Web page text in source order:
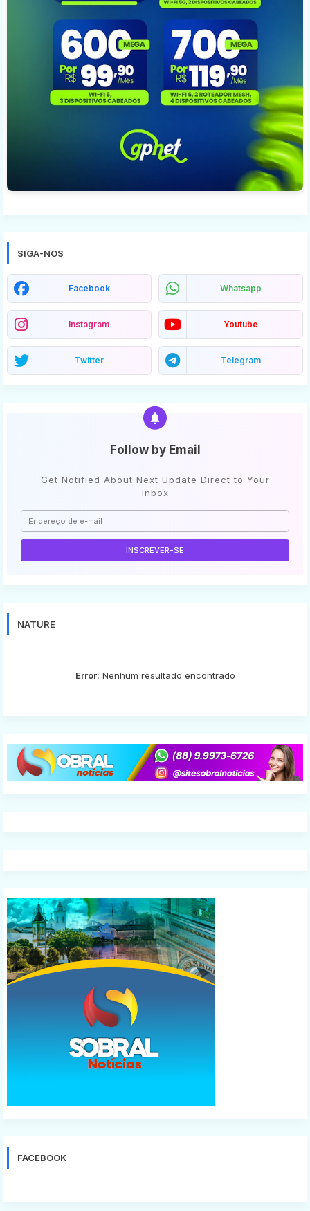
SIGA-NOS
Facebook Whatsapp
Instagram Youtube
Twitter Telegram
Follow by Email
Get Notified About Next Update Direct to Your
inbox
NATURE
Error: Nenhum resultado encontrado
FACEBOOK